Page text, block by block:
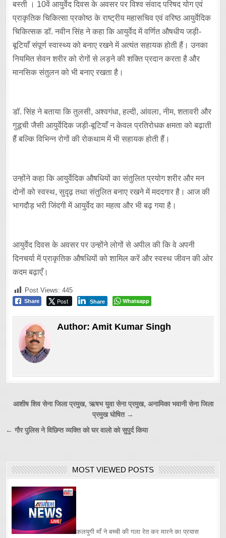
बस्ती । 10वें आयुर्वेद दिवस के अवसर पर विश्व संवाद परिषद योग एवं
प्राकृतिक चिकित्सा प्रकोष्ठ के राष्ट्रीय महासचिव एवं वरिष्ठ आयुर्वेदिक
चिकित्सक डॉ. नवीन सिंह ने कहा कि आयुर्वेद में वर्णित औषधीय जड़ी-
बूटियाँ संपूर्ण स्वास्थ्य को बनाए रखने में अत्यंत सहायक होती हैं। उनका
नियमित सेवन शरीर को रोगों से लड़ने की शक्ति प्रदान करता है और
मानसिक संतुलन को भी बनाए रखता है।
डॉ. सिंह ने बताया कि तुलसी, अश्वगंधा, हल्दी, आंवला, नीम, शतावरी और
गुडूची जैसी आयुर्वेदिक जड़ी-बूटियाँ न केवल प्रतिरोधक क्षमता को बढ़ाती
हैं बल्कि विभिन्न रोगों की रोकथाम में भी सहायक होती हैं।
उन्होंने कहा कि आयुर्वेदिक औषधियों का संतुलित प्रयोग शरीर और मन
दोनों को स्वस्थ, सुदृढ़ तथा संतुलित बनाए रखने में मददगार है। आज की
भागदौड़ भरी जिंदगी में आयुर्वेद का महत्व और भी बढ़ गया है।
आयुर्वेद दिवस के अवसर पर उन्होंने लोगों से अपील की कि वे अपनी
दिनचर्या में प्राकृतिक औषधियों को शामिल करें और स्वस्थ जीवन की ओर
कदम बढ़ाएँ।
Post Views: 445
Share Post Share Whatsapp
Author:Amit Kumar Singh
Post
navigation
आशीष शिव सेना जिला प्रमुख, ऋषभ युवा सेना प्रमुख, अनामिका भवानी सेना जिला
प्रमुख घोषित →
← गौर पुलिस ने विछिप्त व्यक्ति को घर वालो को सुपुर्द किया
MOST VIEWED POSTS
कलयुगी माँ ने बच्ची की गला रेत कर मारने का प्रयास